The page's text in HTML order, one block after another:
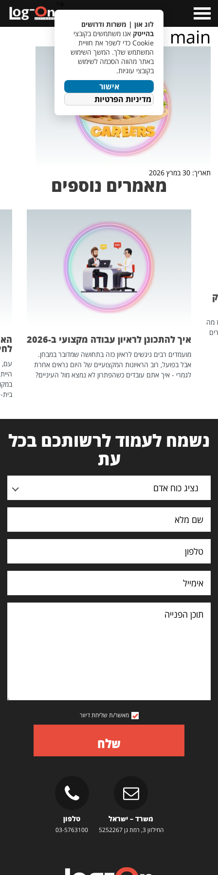
Menu
main
תאריך: 30 במרץ 2026
מאמרים נוספים
מה
איך להתכונן לראיון עבודה מקצועי ב-2026
מועמדים רבים ניגשים לראיון כזה בתחושה שמדובר במבחן.
אבל בפועל, רוב הראיונות המקצועיים של היום נראים אחרת
לגמרי - איך אתם עובדים כשהפתרון לא נמצא מול העיניים?
עם,
נשמח לעמוד לרשותכם בכל
עת
נציג כוח אדם
תוכן
הפנייה
מאשר/ת שליחת דיוור
שלח
משרד – ישראל
החילזון 3, רמת גן 5252267
טלפון
03-5763100
לוג און | משרות ודרושים
בהייטק אנו משתמשים בקובצי
Cookie כדי לשפר את חוויית
המשתמש שלך. המשך השימוש
באתר מהווה הסכמה לשימוש
בקובצי עוגיות.
אישור
מדיניות הפרטיות